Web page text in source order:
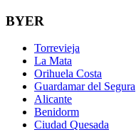
BYER
Torrevieja
La Mata
Orihuela Costa
Guardamar del Segura
Alicante
Benidorm
Ciudad Quesada